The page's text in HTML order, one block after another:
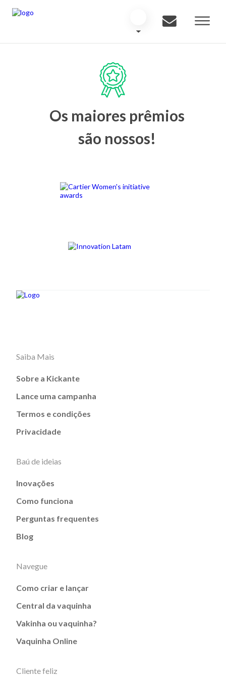
Os maiores prêmios
são nossos!
Saiba Mais
Sobre a Kickante
Lance uma campanha
Termos e condições
Privacidade
Baú de ideias
Inovações
Como funciona
Perguntas frequentes
Blog
Navegue
Como criar e lançar
Central da vaquinha
Vakinha ou vaquinha?
Vaquinha Online
Cliente feliz